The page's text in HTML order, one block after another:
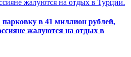
парковку в 41 миллион рублей,
жалуются на отдых в